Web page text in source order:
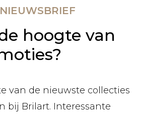
hoogte van
van de nieuwste collecties
bij Brilart. Interessante